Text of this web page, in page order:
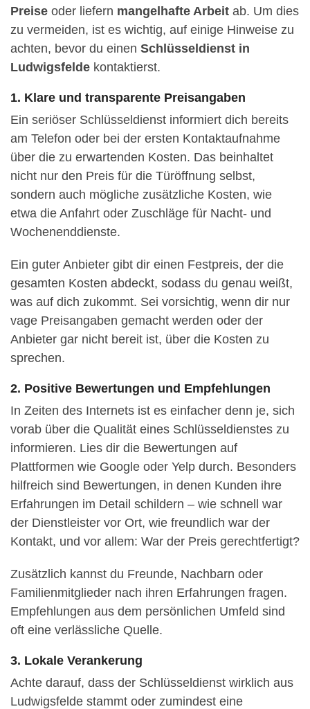
Preise oder liefern mangelhafte Arbeit ab. Um dies
zu vermeiden, ist es wichtig, auf einige Hinweise zu
achten, bevor du einen Schlüsseldienst in
Ludwigsfelde kontaktierst.
1. Klare und transparente Preisangaben
Ein seriöser Schlüsseldienst informiert dich bereits
am Telefon oder bei der ersten Kontaktaufnahme
über die zu erwartenden Kosten. Das beinhaltet
nicht nur den Preis für die Türöffnung selbst,
sondern auch mögliche zusätzliche Kosten, wie
etwa die Anfahrt oder Zuschläge für Nacht- und
Wochenenddienste.
Ein guter Anbieter gibt dir einen Festpreis, der die
gesamten Kosten abdeckt, sodass du genau weißt,
was auf dich zukommt. Sei vorsichtig, wenn dir nur
vage Preisangaben gemacht werden oder der
Anbieter gar nicht bereit ist, über die Kosten zu
sprechen.
2. Positive Bewertungen und Empfehlungen
In Zeiten des Internets ist es einfacher denn je, sich
vorab über die Qualität eines Schlüsseldienstes zu
informieren. Lies dir die Bewertungen auf
Plattformen wie Google oder Yelp durch. Besonders
hilfreich sind Bewertungen, in denen Kunden ihre
Erfahrungen im Detail schildern – wie schnell war
der Dienstleister vor Ort, wie freundlich war der
Kontakt, und vor allem: War der Preis gerechtfertigt?
Zusätzlich kannst du Freunde, Nachbarn oder
Familienmitglieder nach ihren Erfahrungen fragen.
Empfehlungen aus dem persönlichen Umfeld sind
oft eine verlässliche Quelle.
3. Lokale Verankerung
Achte darauf, dass der Schlüsseldienst wirklich aus
Ludwigsfelde stammt oder zumindest eine